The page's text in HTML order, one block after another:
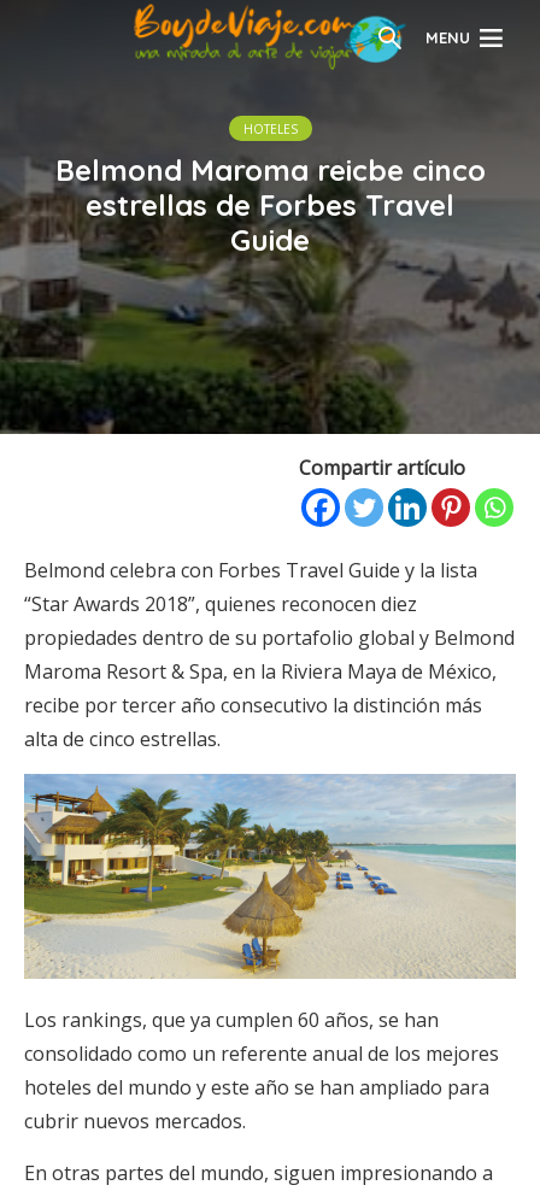
MENU
HOTELES
Belmond Maroma reicbe cinco
estrellas de Forbes Travel
Guide
Compartir artículo
Belmond celebra con Forbes Travel Guide y la lista
“Star Awards 2018”, quienes reconocen diez
propiedades dentro de su portafolio global y Belmond
Maroma Resort & Spa, en la Riviera Maya de México,
recibe por tercer año consecutivo la distinción más
alta de cinco estrellas.
Los rankings, que ya cumplen 60 años, se han
consolidado como un referente anual de los mejores
hoteles del mundo y este año se han ampliado para
cubrir nuevos mercados.
En otras partes del mundo, siguen impresionando a